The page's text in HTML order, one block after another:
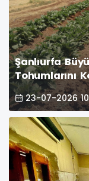
Şanlıurfa
Tohumlarını
23-07-2026